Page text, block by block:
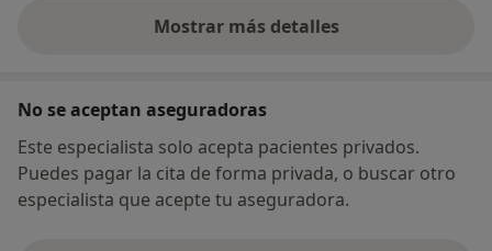
Mostrar más detalles
sobre la dirección
No se aceptan aseguradoras
Este especialista solo acepta pacientes privados.
Puedes pagar la cita de forma privada, o buscar otro
especialista que acepte tu aseguradora.